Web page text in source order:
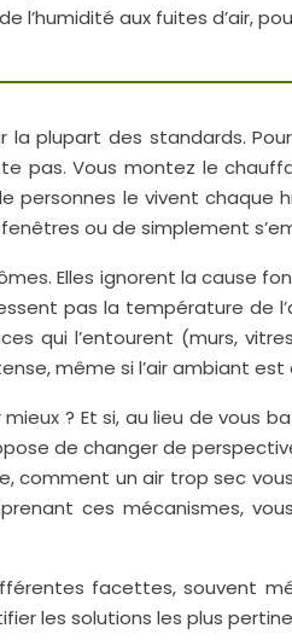
aux fuites d’air,
plupart des standards.
Vous montez le
personnes le vivent
ou de simplement
Elles ignorent la cause
pas la température de
qui l’entourent (murs,
même si l’air ambiant est
? Et si, au lieu de
de changer de
comment un air trop sec
ces mécanismes,
facettes, souvent
les solutions les plus